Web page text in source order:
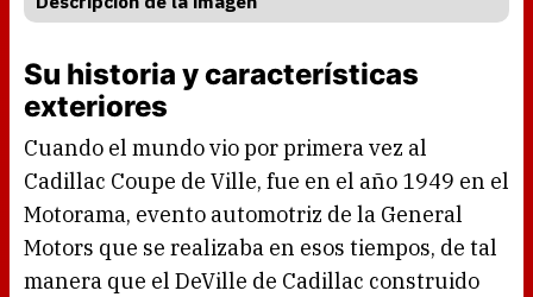
Su historia y características
exteriores
Cuando el mundo vio por primera vez al
Cadillac Coupe de Ville, fue en el año 1949 en el
Motorama, evento automotriz de la General
Motors que se realizaba en esos tiempos, de tal
manera que el DeVille de Cadillac construido